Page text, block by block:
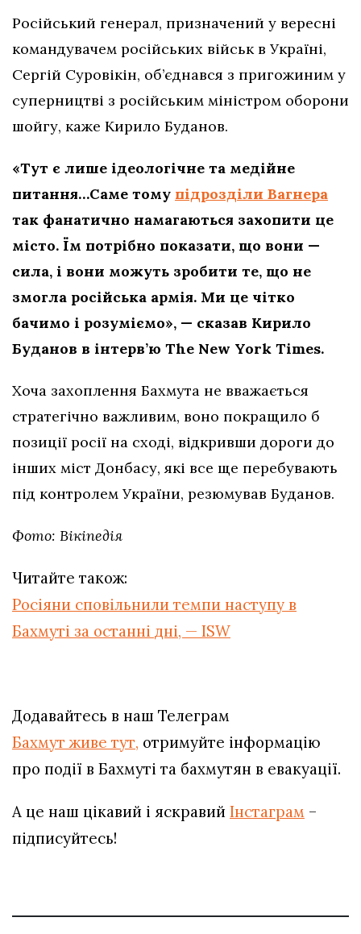
Російський генерал, призначений у вересні
командувачем російських військ в Україні,
Сергій Суровікін, об’єднався з пригожиним у
суперництві з російським міністром оборони
шойгу, каже Кирило Буданов.
«Тут є лише ідеологічне та медійне
питання…Саме тому підрозділи Вагнера
так фанатично намагаються захопити це
місто. Їм потрібно показати, що вони —
сила, і вони можуть зробити те, що не
змогла російська армія. Ми це чітко
бачимо і розуміємо», — сказав Кирило
Буданов в інтерв’ю The New York Times.
Хоча захоплення Бахмута не вважається
стратегічно важливим, воно покращило б
позиції росії на сході, відкривши дороги до
інших міст Донбасу, які все ще перебувають
під контролем України, резюмував Буданов.
Фото: Вікіпедія
Читайте також:
Росіяни сповільнили темпи наступу в
Бахмуті за останні дні, — ISW
Додавайтесь в наш Телеграм
Бахмут живе тут, отримуйте інформацію
про події в Бахмуті та бахмутян в евакуації.
А це наш цікавий і яскравий Інстаграм –
підписуйтесь!